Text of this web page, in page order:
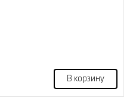
В корзину